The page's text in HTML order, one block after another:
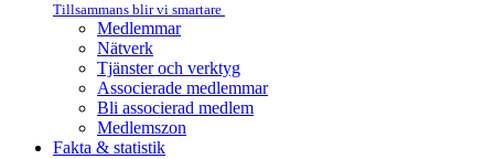
Tillsammans blir vi smartare
Medlemmar
Nätverk
Tjänster och verktyg
Associerade medlemmar
Bli associerad medlem
Medlemszon
Fakta & statistik